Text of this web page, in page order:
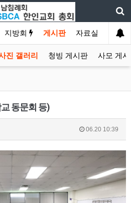
지방회 게시판 자료실
진 갤러리 청빙 게시판 사모 게
동문회 등)
06.20 10:39